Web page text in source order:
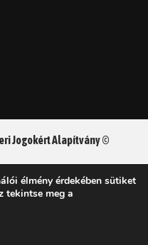
Jogokért Alapítvány ©
élmény érdekében sütiket
tekintse meg a